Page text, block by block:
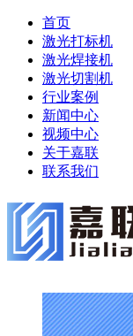
首页
激光打标机
激光焊接机
激光切割机
行业案例
新闻中心
视频中心
关于嘉联
联系我们